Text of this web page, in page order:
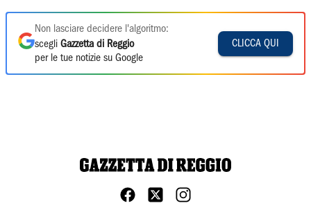
Non lasciare decidere l'algoritmo:
scegli Gazzetta di Reggio
per le tue notizie su Google
CLICCA QUI